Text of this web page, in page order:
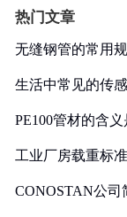
热门文章
无缝钢管的常用
生活中常见的传
PE100管材的含义
工业厂房载重标
CONOSTAN公司